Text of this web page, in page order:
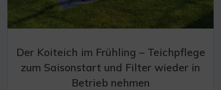
Der Koiteich im Frühling – Teichpflege
zum Saisonstart und Filter wieder in
Betrieb nehmen